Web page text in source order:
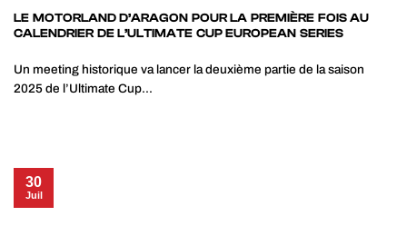
LE MOTORLAND D’ARAGON POUR LA PREMIÈRE FOIS AU
CALENDRIER DE L’ULTIMATE CUP EUROPEAN SERIES
Un meeting historique va lancer la deuxième partie de la saison
2025 de l’Ultimate Cup...
30
Juil